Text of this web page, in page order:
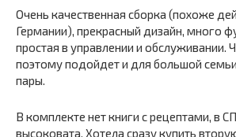
Очень качественная сборка (похоже
Германии), прекрасный дизайн, много
простая в управлении и обслуживании.
поэтому подойдет и для большой
пары.
В комплекте нет книги с рецептами, в
высоковата. Хотела сразу купить